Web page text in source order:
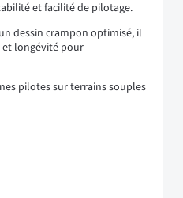
et facilité de pilotage.
dessin crampon optimisé, il
longévité pour
pilotes sur terrains souples